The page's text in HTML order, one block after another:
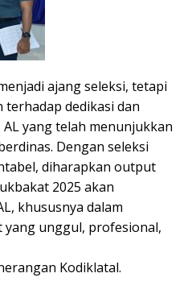
ajang seleksi, tetapi
dedikasi dan
yang telah menunjukkan
Dengan seleksi
diharapkan output
2025 akan
khususnya dalam
unggul, profesional,
Kodiklatal.